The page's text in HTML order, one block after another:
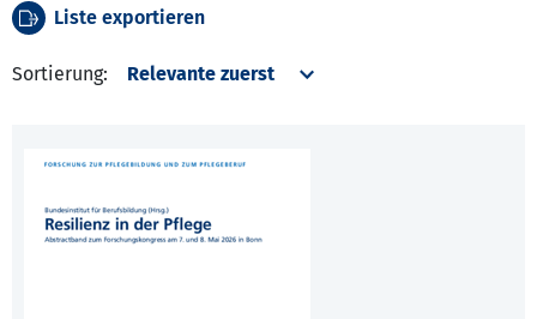
Liste exportieren
Sortierung: